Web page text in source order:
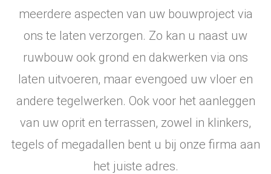
meerdere aspecten van uw bouwproject via
ons te laten verzorgen. Zo kan u naast uw
ruwbouw ook grond en dakwerken via ons
laten uitvoeren, maar evengoed uw vloer en
andere tegelwerken. Ook voor het aanleggen
van uw oprit en terrassen, zowel in klinkers,
tegels of megadallen bent u bij onze firma aan
het juiste adres.